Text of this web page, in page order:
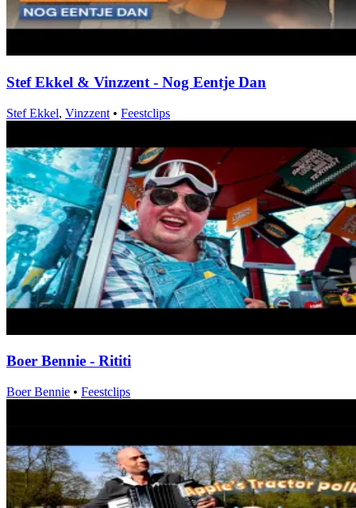
Stef Ekkel & Vinzzent - Nog Eentje Dan
Stef Ekkel, Vinzzent • Feestclips
Boer Bennie - Rititi
Boer Bennie • Feestclips